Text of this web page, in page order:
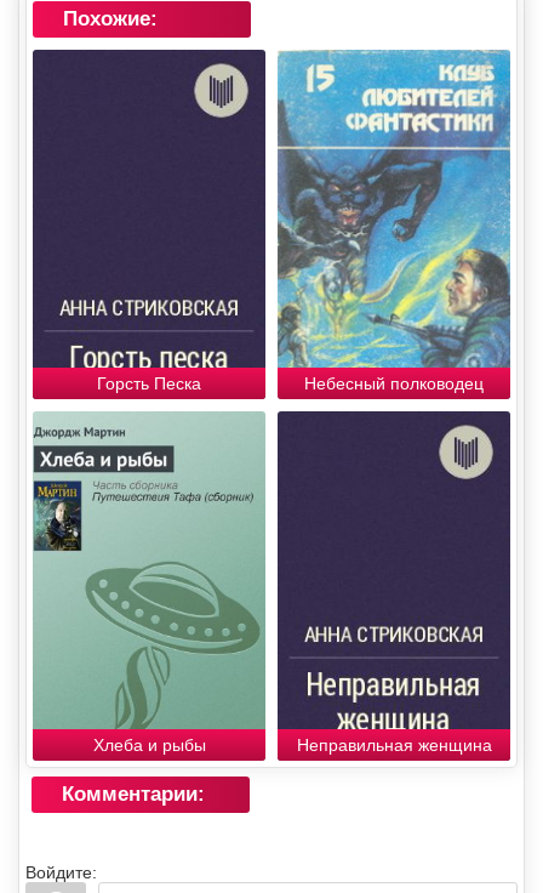
Похожие:
Горсть Песка Небесный полководец
Хлеба и рыбы Неправильная женщина
Комментарии:
Войдите: